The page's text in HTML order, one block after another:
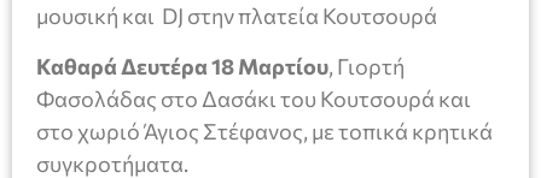
μουσική και DJ στην πλατεία Κουτσουρά
Καθαρά Δευτέρα 18 Μαρτίου, Γιορτή
Φασολάδας στο Δασάκι του Κουτσουρά και
στο χωριό Άγιος Στέφανος, με τοπικά κρητικά
συγκροτήματα.